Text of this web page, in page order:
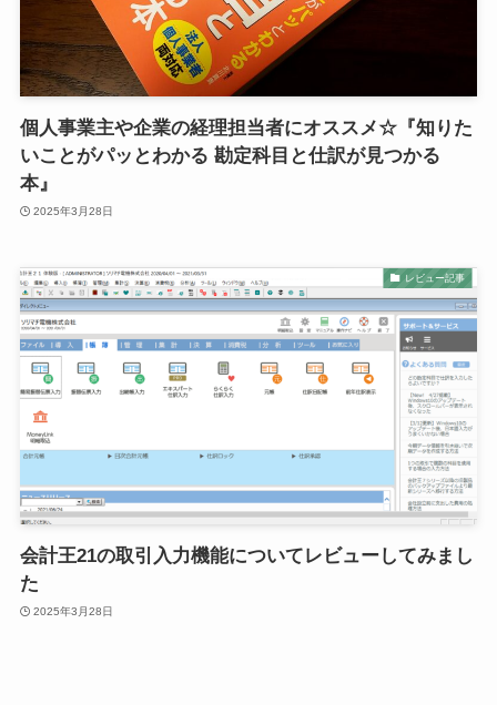
個人事業主や企業の経理担当者にオススメ☆『知りた
いことがパッとわかる 勘定科目と仕訳が見つかる
本』
2025年3月28日
レビュー記事
会計王21の取引入力機能についてレビューしてみまし
た
2025年3月28日